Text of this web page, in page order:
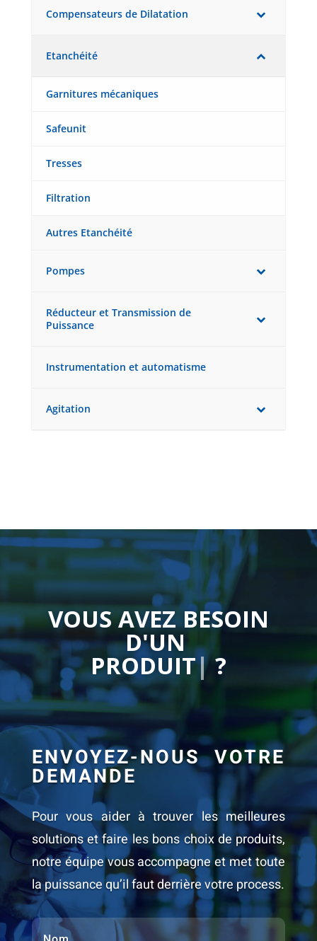
Compensateurs de Dilatation
Etanchéité
Garnitures mécaniques
Safeunit
Tresses
Filtration
Autres Etanchéité
Pompes
Réducteur et Transmission de
Puissance
Instrumentation et automatisme
Agitation
VOUS AVEZ BESOIN
D'UN
|?
ENVOYEZ-NOUS VOTRE
DEMANDE
Pour vous aider à trouver les meilleures
solutions et faire les bons choix de produits,
notre équipe vous accompagne et met toute
la puissance qu’il faut derrière votre process.